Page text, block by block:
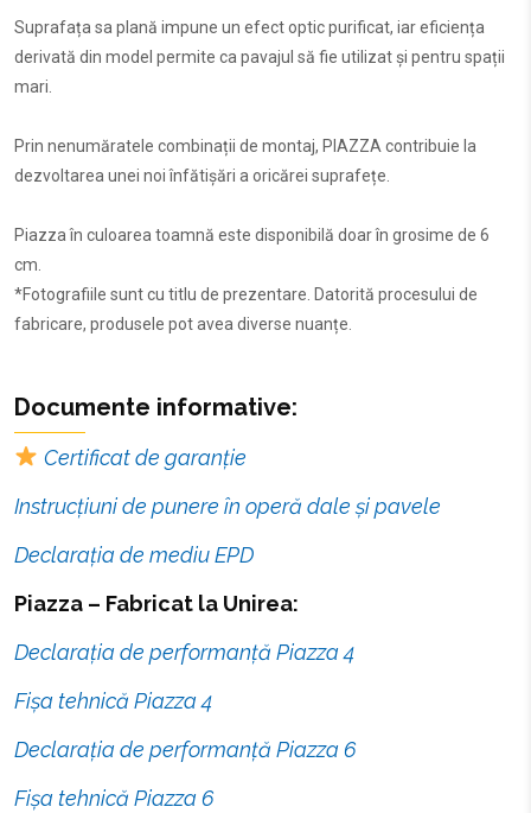
Suprafața sa plană impune un efect optic purificat, iar eficiența
derivată din model permite ca pavajul să fie utilizat și pentru spații
mari.
Prin nenumăratele combinații de montaj, PIAZZA contribuie la
dezvoltarea unei noi înfătișări a oricărei suprafețe.
Piazza în culoarea toamnă este disponibilă doar în grosime de 6
cm.
*Fotografiile sunt cu titlu de prezentare. Datorită procesului de
fabricare, produsele pot avea diverse nuanțe.
Documente informative:
Certificat de garanție
Instrucțiuni de punere în operă dale și pavele
Declarația de mediu EPD
Piazza – Fabricat la Unirea:
Declarația de performanță Piazza 4
Fișa tehnică Piazza 4
Declarația de performanță Piazza 6
Fișa tehnică Piazza 6